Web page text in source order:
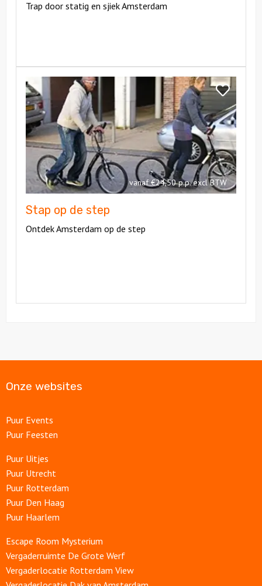
Trap door statig en sjiek Amsterdam
Bekijk
Stap
op
de
step
vanaf €24,50 p.p. excl BTW
Stap op de step
Ontdek Amsterdam op de step
Stap
step
Onze websites
Puur Events
Puur Feesten
Puur Uitjes
Puur Utrecht
Puur Rotterdam
Puur Den Haag
Puur Haarlem
Escape Room Mysterium
Vergaderruimte De Grote Werf
Vergaderlocatie Rotterdam View